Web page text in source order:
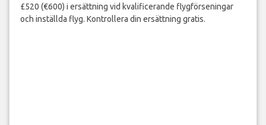
£520 (€600) i ersättning vid kvalificerande flygförseningar
och inställda flyg. Kontrollera din ersättning gratis.